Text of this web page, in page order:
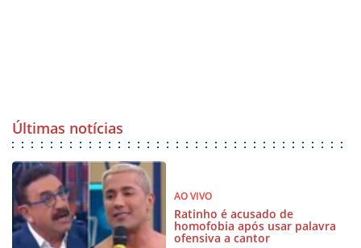
Últimas notícias
AO VIVO
Ratinho é acusado de
homofobia após usar palavra
ofensiva a cantor